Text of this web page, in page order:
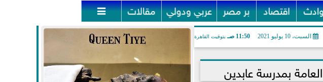
اقتصاد بر مصر عربي ودولي مقالات 
السبت، 10 يوليو 2021 11:50 صـ بتوقيت القاهرة
بمدرسة عابدين